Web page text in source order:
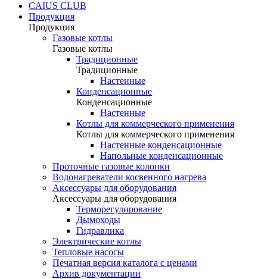
CAIUS CLUB
Продукция
Продукция
Газовые котлы
Газовые котлы
Традиционные
Традиционные
Настенные
Конденсационные
Конденсационные
Настенные
Котлы для коммерческого применения
Котлы для коммерческого применения
Настенные конденсационные
Напольные конденсационные
Проточные газовые колонки
Водонагреватели косвенного нагрева
Аксессуары для оборудования
Аксессуары для оборудования
Терморегулирование
Дымоходы
Гидравлика
Электрические котлы
Тепловые насосы
Печатная версия каталога с ценами
Архив документации